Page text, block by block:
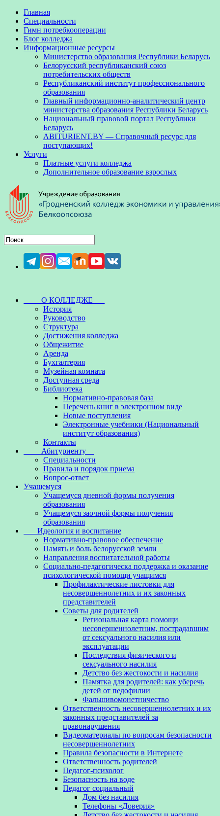
Главная
Специальности
Гимн потребкооперации
Блог колледжа
Информационные ресурсы
Министерство образования Республики Беларусь
Белорусский республиканский союз
потребительских обществ
Республиканский институт профессионального
образования
Главный информационно-аналитический центр
министерства образования Республики Беларусь
Национальный правовой портал Республики
Беларусь
ABITURIENT.BY — Справочный ресурс для
поступающих!
Услуги
Платные услуги колледжа
Дополнительное образование взрослых
О КОЛЛЕДЖЕ
История
Руководство
Структура
Достижения колледжа
Общежитие
Аренда
Бухгалтерия
Музейная комната
Доступная среда
Библиотека
Нормативно-правовая база
Перечень книг в электронном виде
Новые поступления
Электронные учебники (Национальный
институт образования)
Контакты
Абитуриенту
Специальности
Правила и порядок приема
Вопрос-ответ
Учащемуся
Учащемуся дневной формы получения
образования
Учащемуся заочной формы получения
образования
Идеология и воспитание
Нормативно-правовое обеспечение
Память и боль белорусской земли
Направления воспитательной работы
Социально-педагогическа поддержка и оказание
психологической помощи учащимся
Профилактические листовки для
несовершеннолетних и их законных
представителей
Советы для родителей
Региональная карта помощи
несовершеннолетним, пострадавшим
от сексуального насилия или
эксплуатации
Последствия физического и
сексуального насилия
Детство без жестокости и насилия
Памятка для родителей: как уберечь
детей от педофилии
Фальшивомонетничество
Ответственность несовершеннолетних и их
законных представителей за
правонарушения
Видеоматериалы по вопросам безопасности
несовершеннолетних
Правила безопасности в Интернете
Ответственность родителей
Педагог-психолог
Безопасность на воде
Педагог социальный
Дом без насилия
Телефоны «Доверия»